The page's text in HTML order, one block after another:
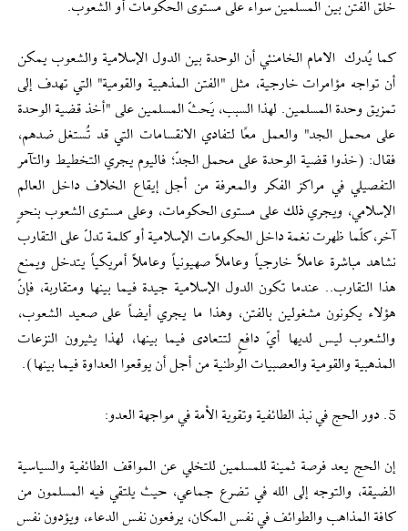
خلق الفتن بين المسلمين سواء على مستوى الحكومات أو الشعوب.
كما يُدرك الامام الخامنئي أن الوحدة بين الدول الإسلامية والشعوب يمكن
أن تواجه مؤامرات خارجية، مثل "الفتن المذهبية والقومية" التي تهدف إلى
تمزيق وحدة المسلمين. لهذا السبب، يَحثّ المسلمين على "أخذ قضية الوحدة
على محمل الجد" والعمل معًا لتفادي الانقسامات التي قد تُستغل ضدهم،
فقال: (خذوا قضية الوحدة على محمل الجدّ؛ فاليوم يجري التخطيط والتآمر
التفصيلي في مراكز الفكر والمعرفة من أجل إيقاع الخلاف داخل العالم
الإسلامي، ويجري ذلك على مستوى الحكومات، وعلى مستوى الشعوب بنحوٍ
آخر، كلّما ظهرت نغمة داخل الحكومات الإسلامية أو كلمة تدلّ على التقارب
نشاهد مباشرة عاملاً خارجياً وعاملاً صهيونياً وعاملاً أمريكياً يتدخل ويمنع
هذا التقارب.. عندما تكون الدول الإسلامية جيدة فيما بينها ومتقاربة، فإنّ
هؤلاء يكونون مشغولين بالفتن، وهذا ما يجري أيضاً على صعيد الشعوب،
والشعوب ليس لديها أيّ دافعٍ لتتعادى فيما بينها، لهذا يثيرون النزعات
المذهبية والقومية والعصبيات الوطنية من أجل أن يوقعوا العداوة فيما بينها).
5. دور الحج في نبذ الطائفية وتقوية الأمة في مواجهة العدو:
إن الحج يعد فرصة ثمينة للمسلمين للتخلي عن المواقف الطائفية والسياسية
الضيقة، والتوجه إلى الله في تضرع جماعي، حيث يلتقي فيه المسلمون من
كافة المذاهب والطوائف في نفس المكان، يرفعون نفس الدعاء، ويؤدون نفس